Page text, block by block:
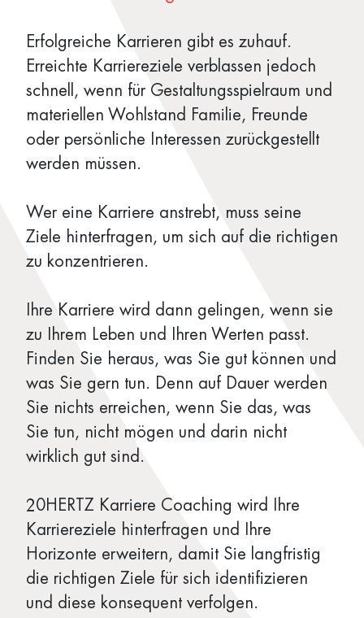
Erfolgreiche Karrieren gibt es zuhauf.
Erreichte Karriereziele verblassen jedoch
schnell, wenn für Gestaltungsspielraum und
materiellen Wohlstand Familie, Freunde
oder persönliche Interessen zurückgestellt
werden müssen.
Wer eine Karriere anstrebt, muss seine
Ziele hinterfragen, um sich auf die richtigen
zu konzentrieren.
Ihre Karriere wird dann gelingen, wenn sie
zu Ihrem Leben und Ihren Werten passt.
Finden Sie heraus, was Sie gut können und
was Sie gern tun. Denn auf Dauer werden
Sie nichts erreichen, wenn Sie das, was
Sie tun, nicht mögen und darin nicht
wirklich gut sind.
20HERTZ Karriere Coaching wird Ihre
Karriereziele hinterfragen und Ihre
Horizonte erweitern, damit Sie langfristig
die richtigen Ziele für sich identifizieren
und diese konsequent verfolgen.